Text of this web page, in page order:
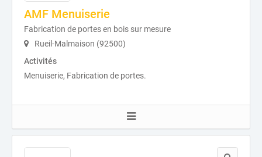
AMF Menuiserie
Fabrication de portes en bois sur mesure
Rueil-Malmaison (92500)
Activités
Menuiserie, Fabrication de portes.